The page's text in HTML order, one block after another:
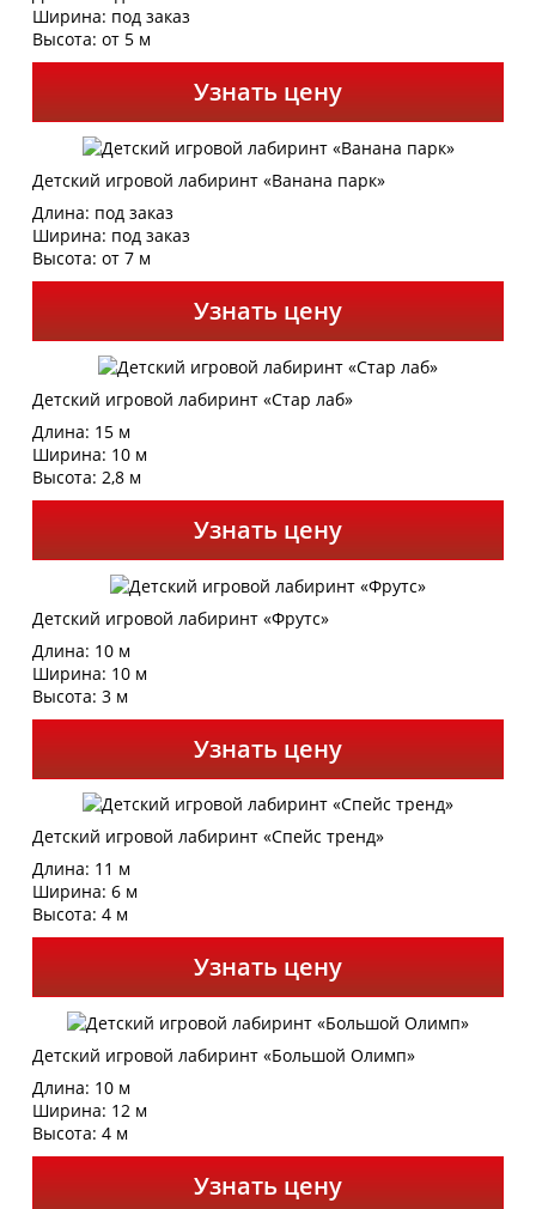
Ширина: под заказ
Высота: от 5 м
Узнать цену
Детский игровой лабиринт «Ванана парк»
Длина: под заказ
Ширина: под заказ
Высота: от 7 м
Узнать цену
Детский игровой лабиринт «Стар лаб»
Длина: 15 м
Ширина: 10 м
Высота: 2,8 м
Узнать цену
Детский игровой лабиринт «Фрутс»
Длина: 10 м
Ширина: 10 м
Высота: 3 м
Узнать цену
Детский игровой лабиринт «Спейс тренд»
Длина: 11 м
Ширина: 6 м
Высота: 4 м
Узнать цену
Детский игровой лабиринт «Большой Олимп»
Длина: 10 м
Ширина: 12 м
Высота: 4 м
Узнать цену